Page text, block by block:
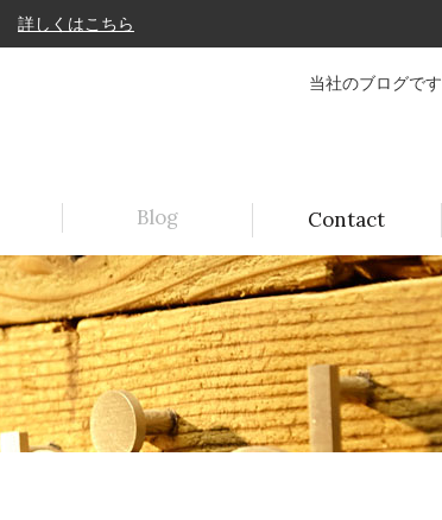
詳しくはこちら
当社のブログです
Blog Contact